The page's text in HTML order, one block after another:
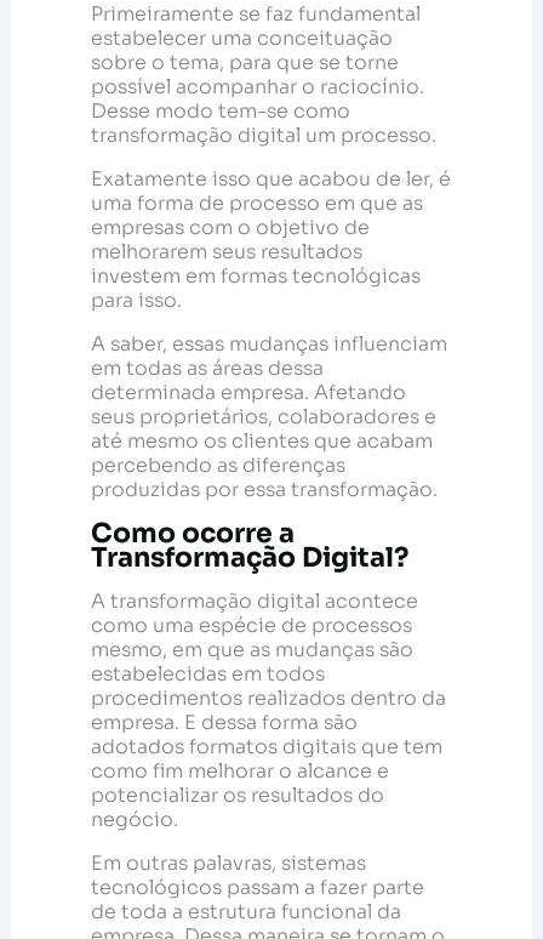
Primeiramente se faz fundamental
estabelecer uma conceituação
sobre o tema, para que se torne
possível acompanhar o raciocínio.
Desse modo tem-se como
transformação digital um processo.
Exatamente isso que acabou de ler, é
uma forma de processo em que as
empresas com o objetivo de
melhorarem seus resultados
investem em formas tecnológicas
para isso.
A saber, essas mudanças influenciam
em todas as áreas dessa
determinada empresa. Afetando
seus proprietários, colaboradores e
até mesmo os clientes que acabam
percebendo as diferenças
produzidas por essa transformação.
Como ocorre a
Transformação Digital?
A transformação digital acontece
como uma espécie de processos
mesmo, em que as mudanças são
estabelecidas em todos
procedimentos realizados dentro da
empresa. E dessa forma são
adotados formatos digitais que tem
como fim melhorar o alcance e
potencializar os resultados do
negócio.
Em outras palavras, sistemas
tecnológicos passam a fazer parte
de toda a estrutura funcional da